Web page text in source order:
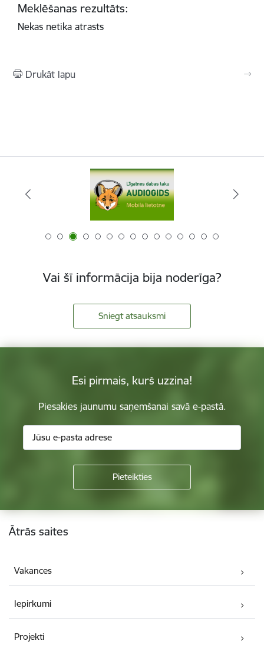
Meklēšanas rezultāts:
Nekas netika atrasts
Drukāt lapu
Vai šī informācija bija noderīga?
Sniegt atsauksmi
Esi pirmais, kurš uzzina!
Piesakies jaunumu saņemšanai savā e-pastā.
Kājene
Ātrās saites
Vakances
Iepirkumi
Projekti